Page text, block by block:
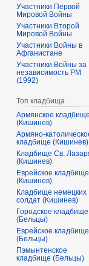
Участники Первой
Мировой Войны
Участники Второй
Мировой Войны
Участники Войны в
Афганистане
Участники Войны за
независимость РМ
(1992)
Топ кладбища
Армянское кладбище
(Кишинев)
Армяно-
кладбище (Кишинев)
Кладбище Св.
(Кишинев)
Еврейское кладбище
(Кишинев)
Кладбище немецких
солдат (Кишинев)
Городское кладбище
(Бельцы)
Еврейское кладбище
(Бельцы)
Пэмынтенское
кладбище (Бельцы)